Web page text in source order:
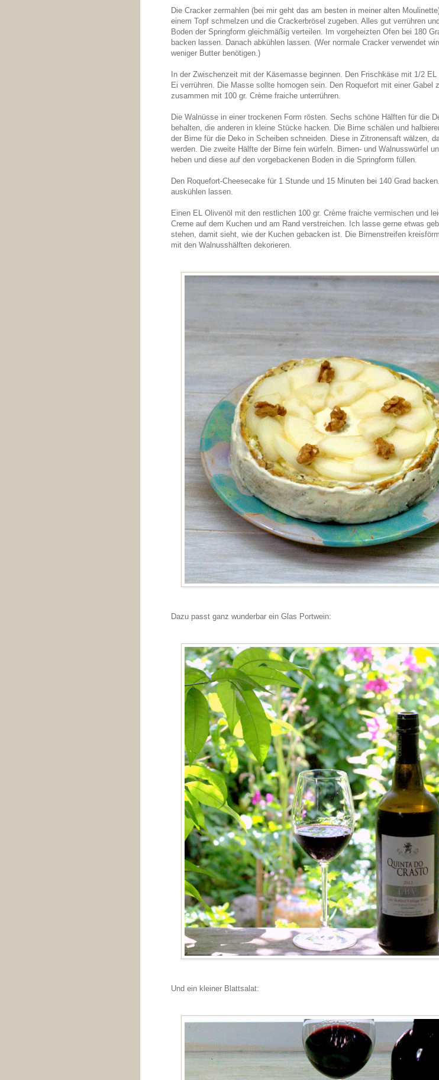
Die Cracker zermahlen (bei mir geht das am besten in meiner alten
einem Topf schmelzen und die Crackerbrösel zugeben. Alles gut verrühren
Boden der Springform gleichmäßig verteilen. Im vorgeheizten Ofen bei 180
backen lassen. Danach abkühlen lassen. (Wer normale Cracker verwendet
weniger Butter benötigen.)
In der Zwischenzeit mit der Käsemasse beginnen. Den Frischkäse mit 1/2 EL
Ei verrühren. Die Masse sollte homogen sein. Den Roquefort mit einer Gabel
zusammen mit 100 gr. Crème fraiche unterrühren.
Die Walnüsse in einer trockenen Form rösten. Sechs schöne Hälften für die
behalten, die anderen in kleine Stücke hacken. Die Birne schälen und
der Birne für die Deko in Scheiben schneiden. Diese in Zitronensaft wälzen,
werden. Die zweite Hälfte der Birne fein würfeln. Birnen- und Walnusswürfel
heben und diese auf den vorgebackenen Boden in die Springform füllen.
Den Roquefort-Cheesecake für 1 Stunde und 15 Minuten bei 140 Grad
auskühlen lassen.
Einen EL Olivenöl mit den restlichen 100 gr. Crème fraiche vermischen und
Creme auf dem Kuchen und am Rand verstreichen. Ich lasse gerne etwas
stehen, damit sieht, wie der Kuchen gebacken ist. Die Birnenstreifen
mit den Walnusshälften dekorieren.
Dazu passt ganz wunderbar ein Glas Portwein:
Und ein kleiner Blattsalat: